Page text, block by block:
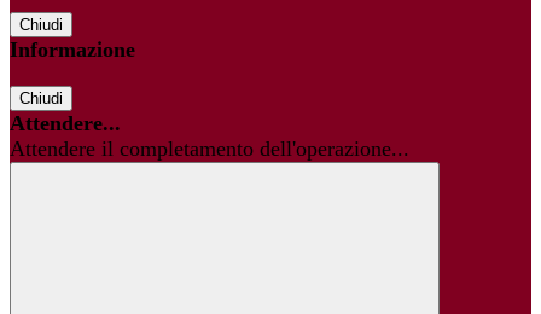
Chiudi
Informazione
Chiudi
Attendere...
Attendere il completamento dell'operazione...